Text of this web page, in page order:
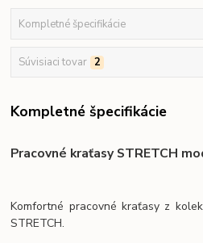
Kompletné špecifikácie
Súvisiaci tovar 2
Kompletné špecifikácie
Pracovné kraťasy STRETCH
Komfortné pracovné kraťasy z
STRETCH.